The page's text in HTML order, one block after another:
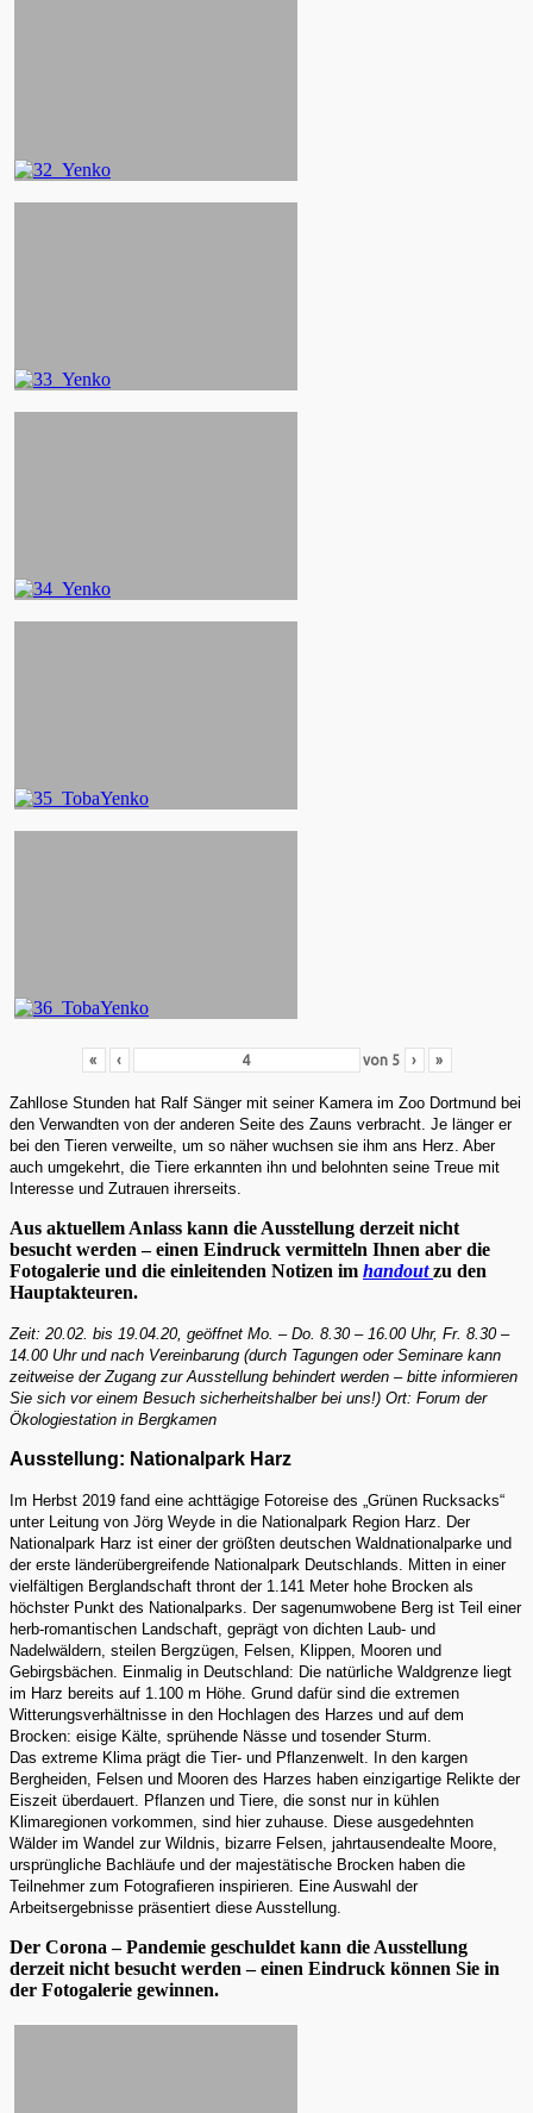
« ‹ von 5 › »
Zahllose Stunden hat Ralf Sänger mit seiner Kamera im Zoo Dortmund bei
den Verwandten von der anderen Seite des Zauns verbracht. Je länger er
bei den Tieren verweilte, um so näher wuchsen sie ihm ans Herz. Aber
auch umgekehrt, die Tiere erkannten ihn und belohnten seine Treue mit
Interesse und Zutrauen ihrerseits.
Aus aktuellem Anlass kann die Ausstellung derzeit nicht
besucht werden – einen Eindruck vermitteln Ihnen aber die
Fotogalerie und die einleitenden Notizen im handout zu den
Hauptakteuren.
Zeit: 20.02. bis 19.04.20, geöffnet Mo. – Do. 8.30 – 16.00 Uhr, Fr. 8.30 –
14.00 Uhr und nach Vereinbarung (durch Tagungen oder Seminare kann
zeitweise der Zugang zur Ausstellung behindert werden – bitte informieren
Sie sich vor einem Besuch sicherheitshalber bei uns!) Ort: Forum der
Ökologiestation in Bergkamen
Ausstellung: Nationalpark Harz
Im Herbst 2019 fand eine achttägige Fotoreise des „Grünen Rucksacks“
unter Leitung von Jörg Weyde in die Nationalpark Region Harz. Der
Nationalpark Harz ist einer der größten deutschen Waldnationalparke und
der erste länderübergreifende Nationalpark Deutschlands. Mitten in einer
vielfältigen Berglandschaft thront der 1.141 Meter hohe Brocken als
höchster Punkt des Nationalparks. Der sagenumwobene Berg ist Teil einer
herb-romantischen Landschaft, geprägt von dichten Laub- und
Nadelwäldern, steilen Bergzügen, Felsen, Klippen, Mooren und
Gebirgsbächen. Einmalig in Deutschland: Die natürliche Waldgrenze liegt
im Harz bereits auf 1.100 m Höhe. Grund dafür sind die extremen
Witterungsverhältnisse in den Hochlagen des Harzes und auf dem
Brocken: eisige Kälte, sprühende Nässe und tosender Sturm.
Das extreme Klima prägt die Tier- und Pflanzenwelt. In den kargen
Bergheiden, Felsen und Mooren des Harzes haben einzigartige Relikte der
Eiszeit überdauert. Pflanzen und Tiere, die sonst nur in kühlen
Klimaregionen vorkommen, sind hier zuhause. Diese ausgedehnten
Wälder im Wandel zur Wildnis, bizarre Felsen, jahrtausendealte Moore,
ursprüngliche Bachläufe und der majestätische Brocken haben die
Teilnehmer zum Fotografieren inspirieren. Eine Auswahl der
Arbeitsergebnisse präsentiert diese Ausstellung.
Der Corona – Pandemie geschuldet kann die Ausstellung
derzeit nicht besucht werden – einen Eindruck können Sie in
der Fotogalerie gewinnen.